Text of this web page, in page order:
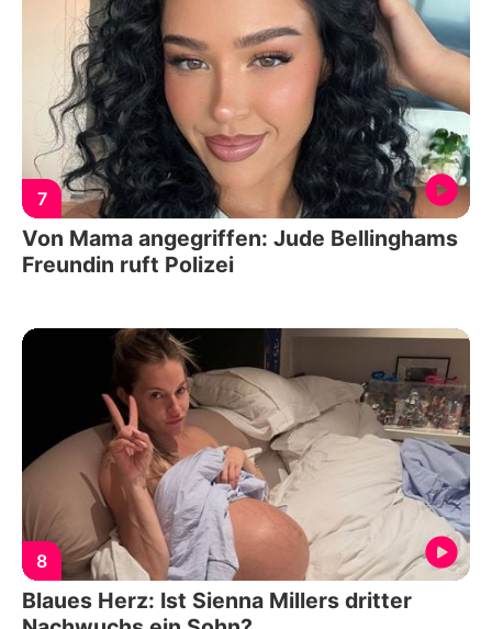
7
Von Mama angegriffen: Jude Bellinghams
Freundin ruft Polizei
8
Blaues Herz: Ist Sienna Millers dritter